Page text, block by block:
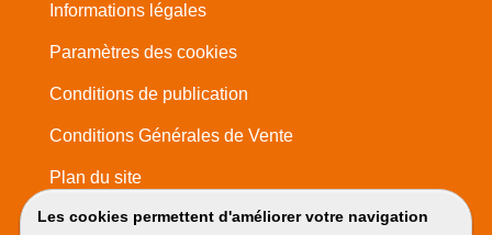
Les cookies permettent d'améliorer votre navigation
Informations légales
Paramètres des cookies
Conditions de publication
Conditions Générales de Vente
Plan du site